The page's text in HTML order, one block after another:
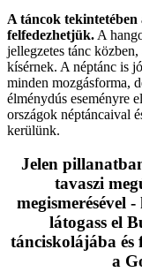
A táncok
felfedezhetjük. A
jellegzetes tánc
kísérnek. A néptánc is
minden mozgásforma,
élménydús eseményre
országok néptáncaival
kerülünk.
Jelen
tavaszi
megismerésével
látogass el
tánciskolájába és
a